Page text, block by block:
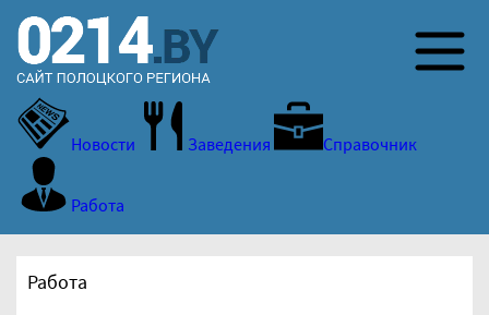
Новости Заведения Справочник
Работа
Работа